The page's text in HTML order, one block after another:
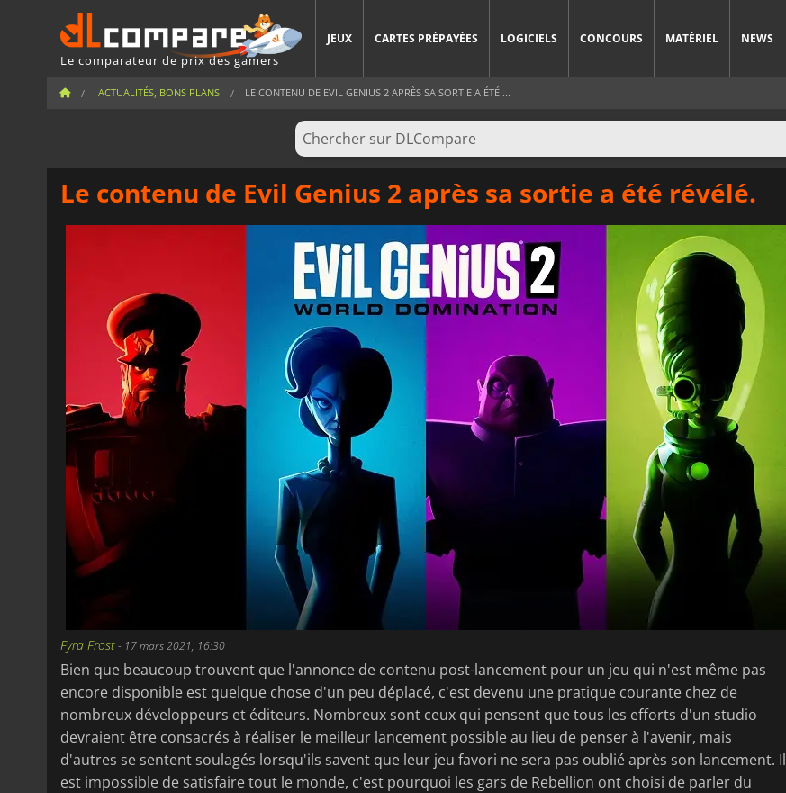
Le comparateur de prix des gamers
JEUX CARTES PRÉPAYÉES LOGICIELS CONCOURS MATÉRIEL NEWS
ACTUALITÉS, BONS PLANS LE CONTENU DE EVIL GENIUS 2 APRÈS SA SORTIE A ÉTÉ ...
Le contenu de Evil Genius 2 après sa sortie a été révélé.
Fyra Frost- 17 mars 2021, 16:30
Bien que beaucoup trouvent que l'annonce de contenu post-lancement pour un jeu qui n'est même pas
encore disponible est quelque chose d'un peu déplacé, c'est devenu une pratique courante chez de
nombreux développeurs et éditeurs. Nombreux sont ceux qui pensent que tous les efforts d'un studio
devraient être consacrés à réaliser le meilleur lancement possible au lieu de penser à l'avenir, mais
d'autres se sentent soulagés lorsqu'ils savent que leur jeu favori ne sera pas oublié après son lancement. Il
est impossible de satisfaire tout le monde, c'est pourquoi les gars de Rebellion ont choisi de parler du